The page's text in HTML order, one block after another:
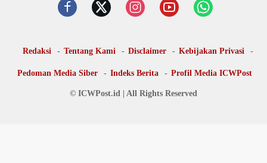
Redaksi Tentang Kami Disclaimer Kebijakan Privasi
Pedoman Media Siber Indeks Berita Profil Media ICWPost
© ICWPost.id | All Rights Reserved